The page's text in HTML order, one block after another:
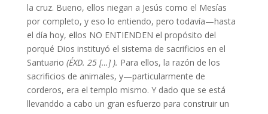
la cruz. Bueno, ellos niegan a Jesús como el Mesías
por completo, y eso lo entiendo, pero todavía—hasta
el día hoy, ellos NO ENTIENDEN el propósito del
porqué Dios instituyó el sistema de sacrificios en el
Santuario (ÉXD. 25 […] ). Para ellos, la razón de los
sacrificios de animales, y—particularmente de
corderos, era el templo mismo. Y dado que se está
llevanddo a cabo un gran esfuerzo para construir un